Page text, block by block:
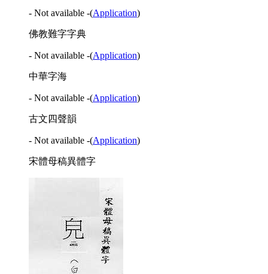
- Not available -(Application)
佛教難字字典
- Not available -(Application)
中華字海
- Not available -(Application)
古文四聲韻
- Not available -(Application)
宋體母稿異體字